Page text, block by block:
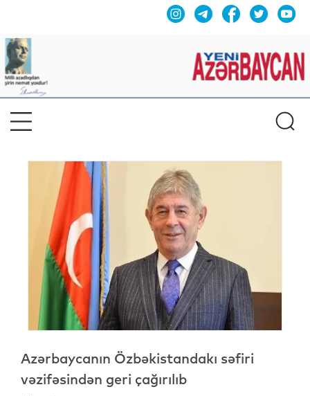
Azərbaycanın Özbəkistandakı səfiri
vəzifəsindən geri çağırılıb